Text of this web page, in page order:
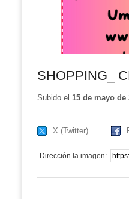
SHOPPING_
Subido el 15 de mayo de
X (Twitter)
Dirección la imagen: